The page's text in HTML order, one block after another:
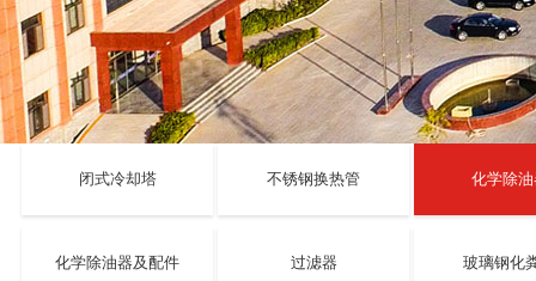
闭式冷却塔 不锈钢换热管 化学除油
化学除油器及配件 过滤器 玻璃钢化